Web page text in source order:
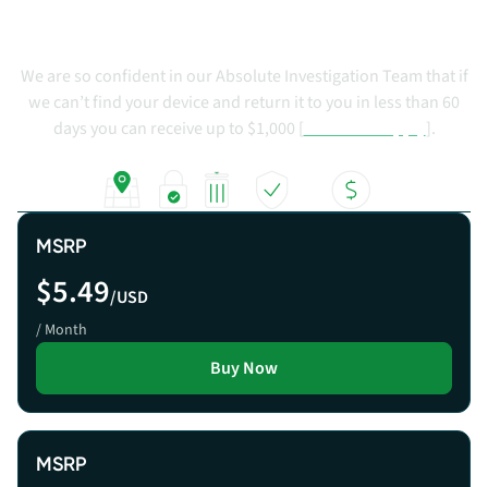
We are so confident in our Absolute Investigation Team that if
we can’t find your device and return it to you in less than 60
days you can receive up to $1,000 [
].
MSRP
$5.49/USD
/ Month
Buy Now
MSRP